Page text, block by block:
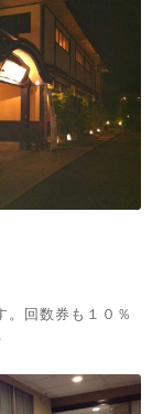
。回数券も１０％